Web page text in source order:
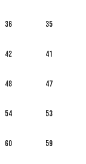
35
36
41
42
47
48
53
54
59
60